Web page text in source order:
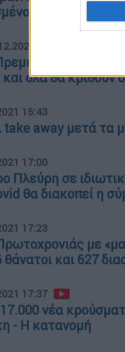
16:20
για την 4η
όλα θα κριθούν
15:43
take away μετά τα
17:00
Πλεύρη σε
θα διακοπεί η
17:23
με
και 627
17:37
νέα
- Η κατανομή